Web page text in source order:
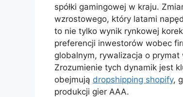
spółki gamingowej w kraju.
wzrostowego, który latami
to nie tylko wynik rynkowej
preferencji inwestorów wobec
globalnym, rywalizacja o
Zrozumienie tych dynamik jest
obejmują dropshipping shopify,
produkcji gier AAA.